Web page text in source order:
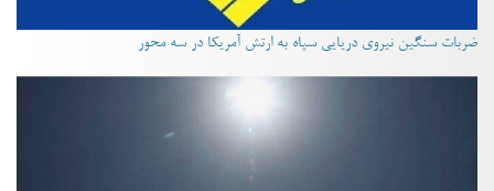
ضربات سنگین نیروی دریایی سپاه به ارتش آمریکا در سه محور